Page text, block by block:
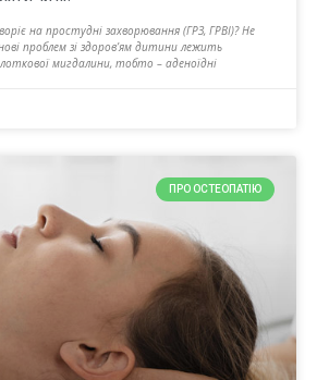
на простудні захворювання (ГРЗ, ГРВІ)? Не
проблем зі здоров’ям дитини лежить
мигдалини, тобто – аденоїдні
ПРО ОСТЕОПАТІЮ